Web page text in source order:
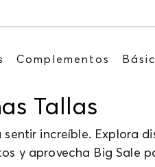
nuestro NEWSLETTER
Complementos
Tallas
increíble. Explora
y aprovecha Big Sale